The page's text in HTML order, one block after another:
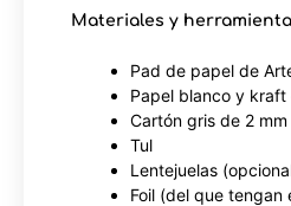
Materiales y
Pad de papel de
Papel blanco y
Cartón gris de 2 mm
Tul
Lentejuelas
Foil (del que tengan